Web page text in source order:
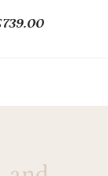
739.00